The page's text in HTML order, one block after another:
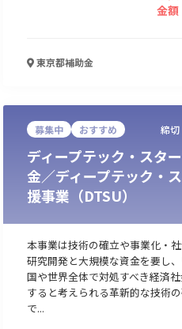
金額
東京都補助金
募集中 おすすめ 締切
ディープテック・スタ
金／ディープテック・
援事業（DTSU）
本事業は技術の確立や事業化・
研究開発と大規模な資金を要し
国や世界全体で対処すべき経済
すると考えられる革新的な技術
で...